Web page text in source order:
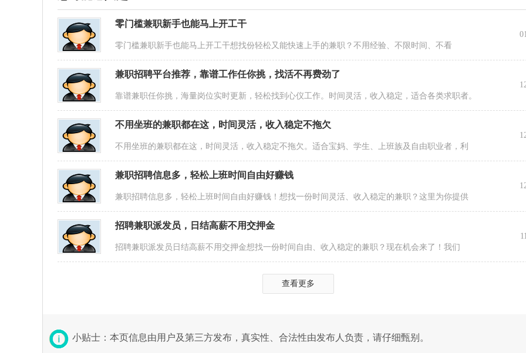
零门槛兼职新手也能马上开工干
零门槛兼职新手也能马上开工干想找份轻松又能快速上手的兼职？不用经验、不限时间、不看
兼职招聘平台推荐，靠谱工作任你挑，找活不再费劲了
靠谱兼职任你挑，海量岗位实时更新，轻松找到心仪工作。时间灵活，收入稳定，适合各类求职者。
不用坐班的兼职都在这，时间灵活，收入稳定不拖欠
不用坐班的兼职都在这，时间灵活，收入稳定不拖欠。适合宝妈、学生、上班族及自由职业者，利
兼职招聘信息多，轻松上班时间自由好赚钱
兼职招聘信息多，轻松上班时间自由好赚钱！想找一份时间灵活、收入稳定的兼职？这里为你提供
招聘兼职派发员，日结高薪不用交押金
招聘兼职派发员日结高薪不用交押金想找一份时间自由、收入稳定的兼职？现在机会来了！我们
查看更多
小贴士：本页信息由用户及第三方发布，真实性、合法性由发布人负责，请仔细甄别。